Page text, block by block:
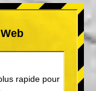
rapide pour